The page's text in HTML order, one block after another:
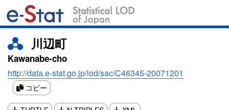
川辺町
Kawanabe-cho
http://data.e-stat.go.jp/lod/sac/C46345-20071201
コピー